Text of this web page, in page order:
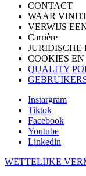
CONTACT
WAAR
VERWIJS
Carrière
JURIDISCHE
COOKIES
QUALITY
Instargram
Tiktok
Facebook
Youtube
Linkedin
WETTELIJKE